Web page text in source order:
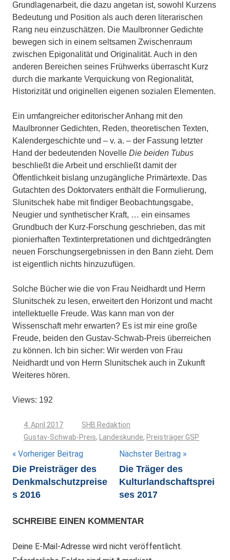
Grundlagenarbeit, die dazu angetan ist, sowohl Kurzens
Bedeutung und Position als auch deren literarischen
Rang neu einzuschätzen. Die Maulbronner Gedichte
bewegen sich in einem seltsamen Zwischenraum
zwischen Epigonalität und Originalität. Auch in den
anderen Bereichen seines Frühwerks überrascht Kurz
durch die markante Verquickung von Regionalität,
Historizität und originellen eigenen sozialen Elementen.
Ein umfangreicher editorischer Anhang mit den
Maulbronner Gedichten, Reden, theoretischen Texten,
Kalendergeschichte und – v. a. – der Fassung letzter
Hand der bedeutenden Novelle Die beiden Tubus
beschließt die Arbeit und erschließt damit der
Öffentlichkeit bislang unzugängliche Primärtexte. Das
Gutachten des Doktorvaters enthält die Formulierung,
Slunitschek habe mit findiger Beobachtungsgabe,
Neugier und synthetischer Kraft, … ein einsames
Grundbuch der Kurz-Forschung geschrieben, das mit
pionierhaften Textinterpretationen und dichtgedrängten
neuen Forschungsergebnissen in den Bann zieht. Dem
ist eigentlich nichts hinzuzufügen.
Solche Bücher wie die von Frau Neidhardt und Herrn
Slunitschek zu lesen, erweitert den Horizont und macht
intellektuelle Freude. Was kann man von der
Wissenschaft mehr erwarten? Es ist mir eine große
Freude, beiden den Gustav-Schwab-Preis überreichen
zu können. Ich bin sicher: Wir werden von Frau
Neidhardt und von Herrn Slunitschek auch in Zukunft
Weiteres hören.
Views: 192
4. April 2017
SHB Redaktion
Gustav-Schwab-Preis, Landeskunde, Preisträger GSP
Beitragsnavigation
Vorheriger Beitrag
Die Preisträger des
Denkmalschutzpreise
s 2016
Nächster Beitrag
Die Träger des
Kulturlandschaftsprei
ses 2017
SCHREIBE EINEN KOMMENTAR
Deine E-Mail-Adresse wird nicht veröffentlicht.